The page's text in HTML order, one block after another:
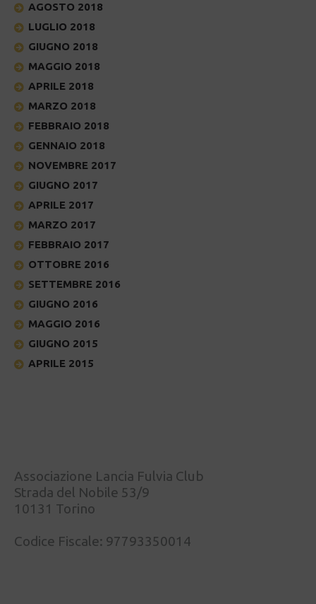
AGOSTO 2018
LUGLIO 2018
GIUGNO 2018
MAGGIO 2018
APRILE 2018
MARZO 2018
FEBBRAIO 2018
GENNAIO 2018
NOVEMBRE 2017
GIUGNO 2017
APRILE 2017
MARZO 2017
FEBBRAIO 2017
OTTOBRE 2016
SETTEMBRE 2016
GIUGNO 2016
MAGGIO 2016
GIUGNO 2015
APRILE 2015
Associazione Lancia Fulvia Club
Strada del Nobile 53/9
10131 Torino
Codice Fiscale: 97793350014